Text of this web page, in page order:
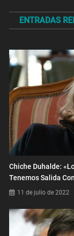
de
entradas
ENTRADAS
Chiche Duhalde:
Tenemos Salida
11 de julio de 2022